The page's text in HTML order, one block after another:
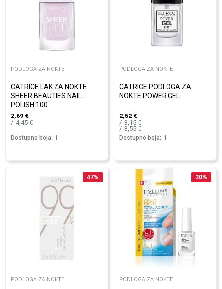
PODLOGA ZA NOKTE
CATRICE LAK ZA NOKTE
SHEER BEAUTIES NAIL
POLISH 100
2,69 €
4,45€
Dostupno boja: 1
PODLOGA ZA NOKTE
CATRICE PODLOGA ZA
NOKTE POWER GEL
2,52 €
3,15€
3,55€
Dostupno boja: 1
47%
PODLOGA ZA NOKTE
20%
PODLOGA ZA NOKTE